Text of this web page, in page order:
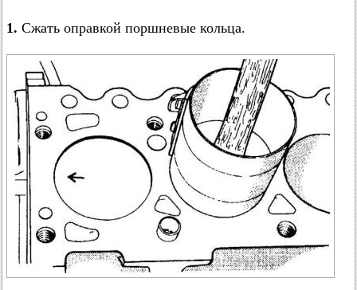
1. Сжать оправкой поршневые кольца.